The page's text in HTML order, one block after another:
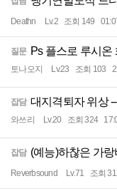
Deathn Lv.2 조회 149
질문 Ps 플스로 루시온
토나오지 Lv.23 조회 103
잡담 대지격퇴자 위상
와쓰리 Lv.20 조회 324
잡담 (예능)하찮은 가랑
Reverbsound Lv.71 조회